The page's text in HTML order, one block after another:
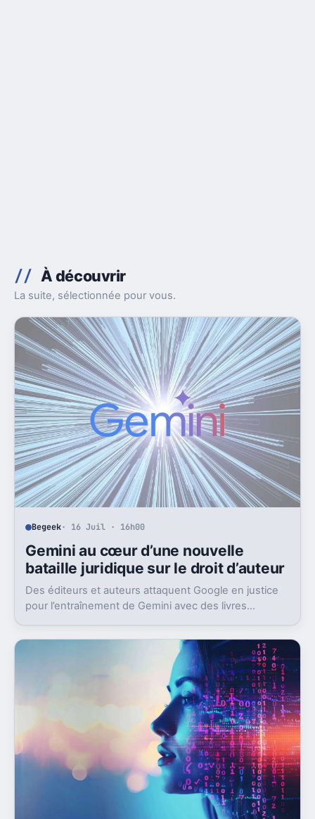
À découvrir
La suite, sélectionnée pour vous.
Begeek· 16 Juil · 16h00
Gemini au cœur d’une nouvelle
bataille juridique sur le droit d’auteur
Des éditeurs et auteurs attaquent Google en justice
pour l’entraînement de Gemini avec des livres